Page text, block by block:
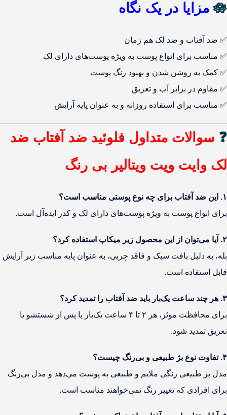
🪷 مزایا در یک نگاه
✅ ضد آفتاب و ضد لک هم زمان
✅ مناسب برای انواع پوست به ویژه پوست‌های دارای لک
✅ کمک به روشن شدن و بهبود رنگ پوست
✅ مقاوم در برابر آب و تعریق
✅ مناسب برای استفاده روزانه و به عنوان پایه آرایش
❓ سوالات متداول فلوئید ضد آفتاب ضد
لک وایت ویت ویتالیر بی رنگ
۱. این ضد آفتاب برای چه نوع پوستی مناسب است؟
برای انواع پوست به ویژه پوست‌های دارای لک و کدر ایده‌آل است.
۲. آیا می‌توان از این محصول زیر میکاپ استفاده کرد؟
بله، به دلیل بافت سبک و فاقد چربی، به عنوان پایه مناسب زیر آرایش
قابل استفاده است.
۳. هر چند ساعت یک‌بار باید ضد آفتاب را تمدید کرد؟
برای محافظت موثر، هر ۲ تا ۴ ساعت یک‌بار یا پس از شستشو یا
تعریق تمدید شود.
۴. تفاوت نوع بژ طبیعی و بی‌رنگ چیست؟
مدل بژ طبیعی رنگی ملایم و طبیعی به پوست می‌دهد و مدل بی‌رنگ
برای افرادی که تغییر رنگ نمی‌خواهند مناسب است.